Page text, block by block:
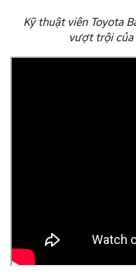
Kỹ thuật viên Toyota
vượt trội của